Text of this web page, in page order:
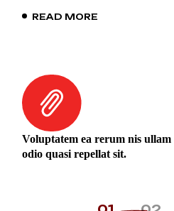
READ MORE
Voluptatem ea rerum nis
odio quasi repellat sit.